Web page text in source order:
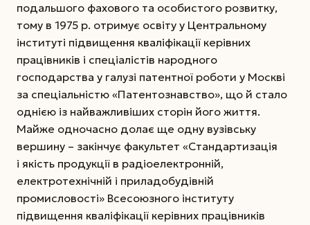
подальшого фахового та особистого розвитку,
тому в 1975 р. отримує освіту у Центральному
інституті підвищення кваліфікації керівних
працівників і спеціалістів народного
господарства у галузі патентної роботи у Москві
за спеціальністю «Патентознавство», що й стало
однією із найважливіших сторін його життя.
Майже одночасно долає ще одну вузівську
вершину – закінчує факультет «Стандартизація
і якість продукції в радіоелектронній,
електротехнічній і приладобудівній
промисловості» Всесоюзного інституту
підвищення кваліфікації керівних працівників